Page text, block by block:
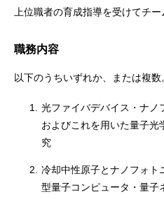
上位職者の育成指導を受けてチ
職務内容
以下のうちいずれか、または複数
1.
光ファイバデバイス・ナノ
およびこれを用いた量子光
究
2.
冷却中性原子とナノフォト
型量子コンピュータ・量子